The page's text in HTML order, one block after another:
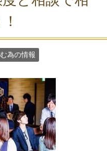
為の情報